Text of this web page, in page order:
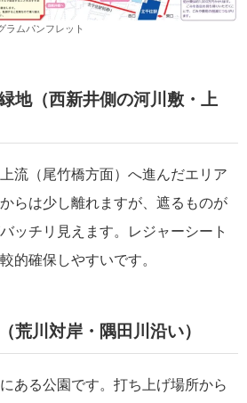
ラムパンフレット
地（西新井側の河川敷・上
流（尾竹橋方面）へ進んだエリア
らは少し離れますが、遮るものが
ッチリ見えます。レジャーシート
的確保しやすいです。
荒川対岸・隅田川沿い）
ある公園です。打ち上げ場所から